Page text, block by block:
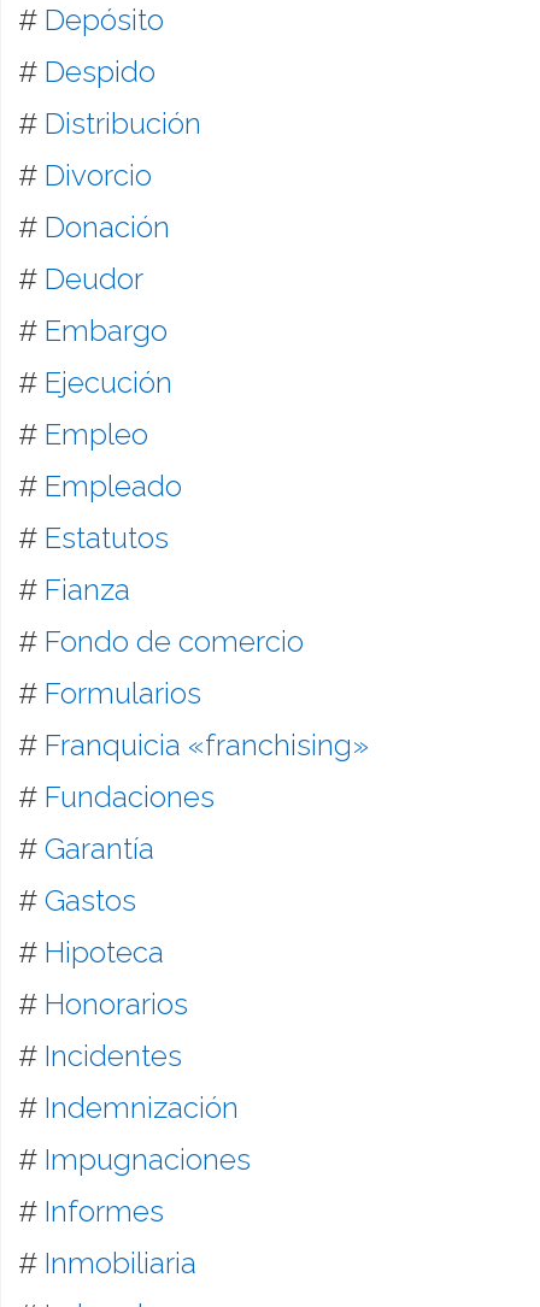
# Depósito
# Despido
# Distribución
# Divorcio
# Donación
# Deudor
# Embargo
# Ejecución
# Empleo
# Empleado
# Estatutos
# Fianza
# Fondo de comercio
# Formularios
# Franquicia «franchising»
# Fundaciones
# Garantía
# Gastos
# Hipoteca
# Honorarios
# Incidentes
# Indemnización
# Impugnaciones
# Informes
# Inmobiliaria